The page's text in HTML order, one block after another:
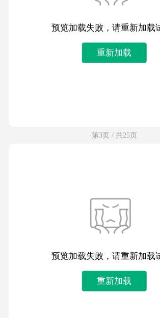
预览加载失败，请重新加载
重新加载
第3页 / 共25页
预览加载失败，请重新加载
重新加载